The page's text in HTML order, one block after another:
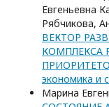
Евгеньевна
Рябчикова,
ВЕКТОР
КОМПЛЕКСА
экономика и
Марина